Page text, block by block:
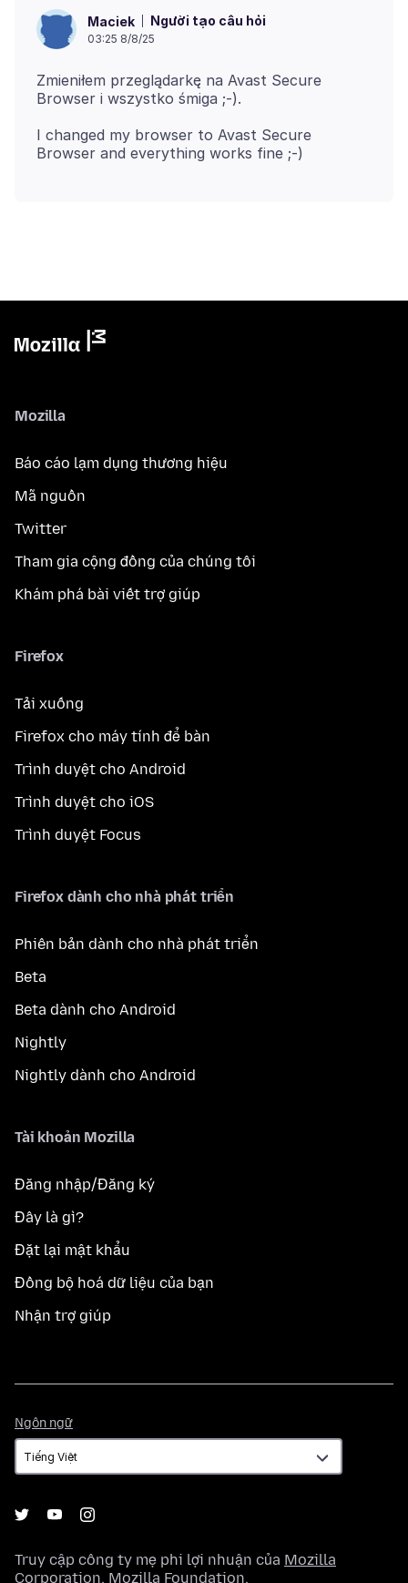
Maciek Người tạo câu hỏi
03:25 8/8/25
Zmieniłem przeglądarkę na Avast Secure
I changed my browser to Avast Secure
Mozilla
Báo cáo lạm dụng thương hiệu
Mã nguồn
Twitter
Tham gia cộng đồng của chúng tôi
Khám phá bài viết trợ giúp
Firefox
Tải xuống
Firefox cho máy tính để bàn
Trình duyệt cho Android
Trình duyệt cho iOS
Trình duyệt Focus
Firefox dành cho nhà phát triển
Phiên bản dành cho nhà phát triển
Beta
Beta dành cho Android
Nightly
Nightly dành cho Android
Tài khoản Mozilla
Đăng nhập/Đăng ký
Đây là gì?
Đặt lại mật khẩu
Đồng bộ hoá dữ liệu của bạn
Nhận trợ giúp
Ngôn ngữ
ngữ
Truy cập công ty mẹ phi lợi nhuận của Mozilla
Corporation, Mozilla Foundation.